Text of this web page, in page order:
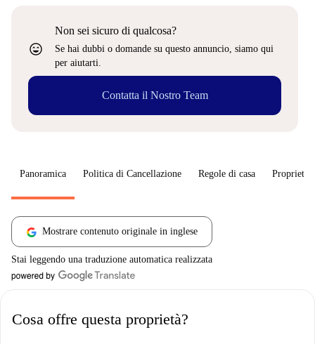
sentiment_very_satisfied
Non sei sicuro di qualcosa?
Se hai dubbi o domande su questo annuncio, siamo qui
per aiutarti.
Contatta il Nostro Team
Panoramica Politica di Cancellazione Regole di casa
Mostrare contenuto originale in inglese
Stai leggendo una traduzione automatica realizzata
Cosa offre questa proprietà?